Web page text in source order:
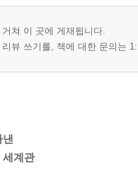
쳐 이 곳에 게재됩니다.
뷰 쓰기를, 책에 대한 문의는
세계관